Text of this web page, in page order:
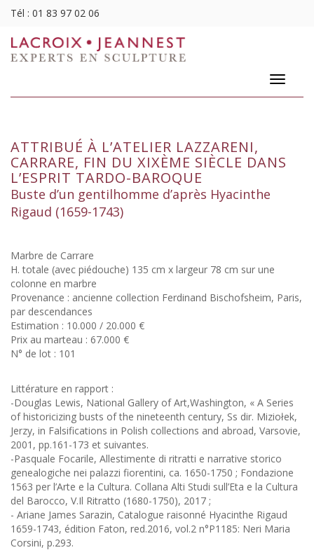
Tél : 01 83 97 02 06
Toggle
ATTRIBUÉ À L’ATELIER LAZZARENI,
CARRARE, FIN DU XIXÈME SIÈCLE DANS
L’ESPRIT TARDO-BAROQUE
Buste d’un gentilhomme d’après Hyacinthe
Rigaud (1659-1743)
Marbre de Carrare
H. totale (avec piédouche) 135 cm x largeur 78 cm sur une
colonne en marbre
Provenance : ancienne collection Ferdinand Bischofsheim, Paris,
par descendances
Estimation : 10.000 / 20.000 €
Prix au marteau : 67.000 €
N° de lot : 101
Littérature en rapport :
-Douglas Lewis, National Gallery of Art,Washington, « A Series
of historicizing busts of the nineteenth century, Ss dir. Miziołek,
Jerzy, in Falsifications in Polish collections and abroad, Varsovie,
2001, pp.161-173 et suivantes.
-Pasquale Focarile, Allestimente di ritratti e narrative storico
genealogiche nei palazzi fiorentini, ca. 1650-1750 ; Fondazione
1563 per l’Arte e la Cultura. Collana Alti Studi sull’Eta e la Cultura
del Barocco, V.Il Ritratto (1680-1750), 2017 ;
- Ariane James Sarazin, Catalogue raisonné Hyacinthe Rigaud
1659-1743, édition Faton, red.2016, vol.2 n°P1185: Neri Maria
Corsini, p.293.